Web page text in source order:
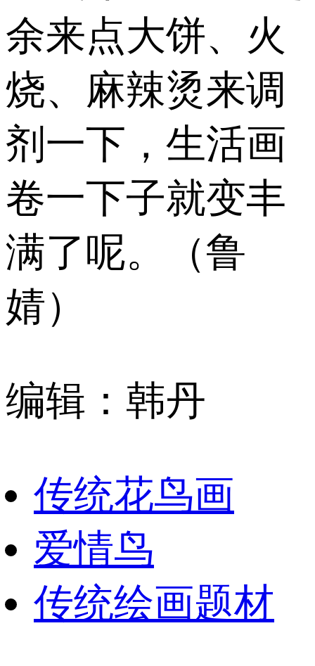
余来点大饼、火
烧、麻辣烫来调
剂一下，生活画
卷一下子就变丰
满了呢。（鲁
婧）
编辑：韩丹
传统花鸟画
爱情鸟
传统绘画题材